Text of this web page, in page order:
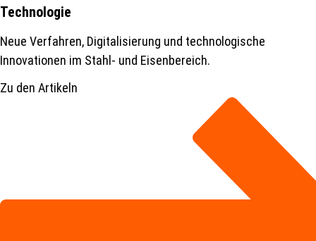
Technologie
Neue Verfahren, Digitalisierung und technologische
Innovationen im Stahl- und Eisenbereich.
Zu den Artikeln